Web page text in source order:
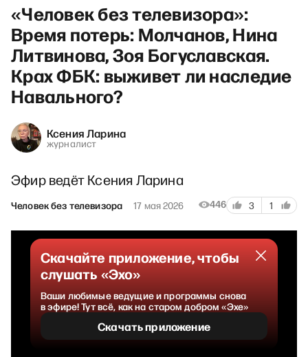
«Человек без телевизора»:
Время потерь: Молчанов, Нина
Литвинова, Зоя Богуславская.
Крах ФБК: выживет ли наследие
Навального?
Ксения Ларина
журналист
Эфир ведёт Ксения Ларина
Человек без телевизора 17 мая 2026 446 3 1
Скачайте приложение, чтобы
слушать «Эхо»
Ваши любимые ведущие и программы снова
в эфире! Тут всё, как на старом добром «Эхе»
Скачать приложение